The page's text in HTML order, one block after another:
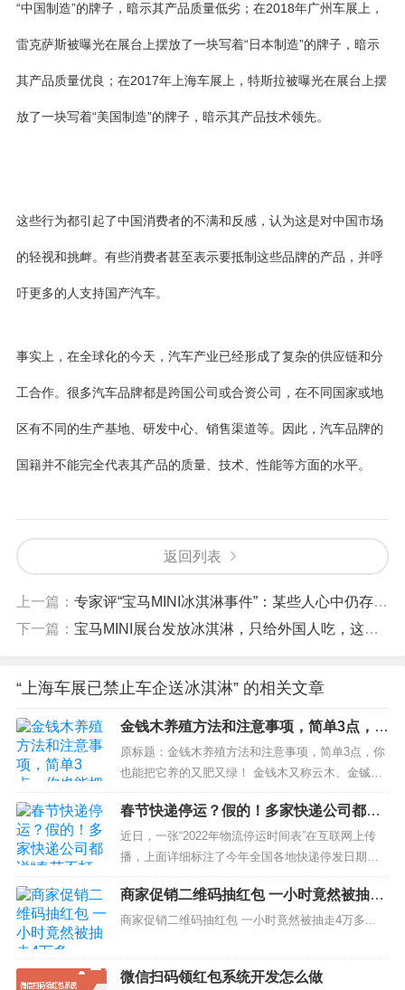
“中国制造”的牌子，暗示其产品质量低劣；在2018年广州车展上，
雷克萨斯被曝光在展台上摆放了一块写着“日本制造”的牌子，暗示
其产品质量优良；在2017年上海车展上，特斯拉被曝光在展台上摆
放了一块写着“美国制造”的牌子，暗示其产品技术领先。
这些行为都引起了中国消费者的不满和反感，认为这是对中国市场
的轻视和挑衅。有些消费者甚至表示要抵制这些品牌的产品，并呼
吁更多的人支持国产汽车。
事实上，在全球化的今天，汽车产业已经形成了复杂的供应链和分
工合作。很多汽车品牌都是跨国公司或合资公司，在不同国家或地
区有不同的生产基地、研发中心、销售渠道等。因此，汽车品牌的
国籍并不能完全代表其产品的质量、技术、性能等方面的水平。
返回列表
上一篇： 专家评“宝马MINI冰淇淋事件”：某些人心中仍存在崇洋媚外的思想
下一篇： 宝马MINI展台发放冰淇淋，只给外国人吃，这是一种什么心态？
“上海车展已禁止车企送冰淇淋” 的相关文章
金钱木养殖方法和注意事项，简单3点，你
也能把它养的又肥又绿！
原标题：金钱木养殖方法和注意事项，简单3点，你
也能把它养的又肥又绿！ 金钱木又称云木、金铖
木、为马齿苋科多年生草本植物。因它的叶片酷似
金钱般的样子故而得名金钱木，金钱木不仅寓意
好，...
春节快递停运？假的！多家快递公司都说
“春节不打烊”
近日，一张“2022年物流停运时间表”在互联网上传
播，上面详细标注了今年全国各地快递停发日期。
加上近期部分地区出现疫情，快递真的会暂时停止
服务吗？ 当然是假的。上海辟谣平台从各快递公司
官方获悉，今年仍旧提供“春节不打烊”服务，只不过
日期间...
商家促销二维码抽红包 一小时竟然被抽走
4万多
商家促销二维码抽红包 一小时竟然被抽走4万多...
微信扫码领红包系统开发怎么做